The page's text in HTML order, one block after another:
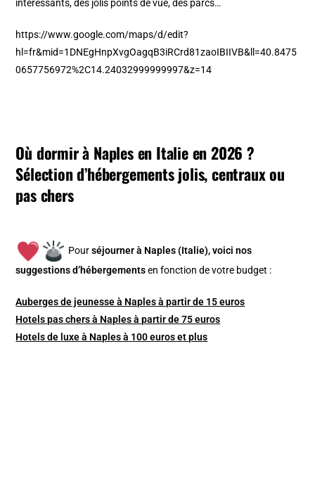
intéressants, des jolis points de vue, des parcs…
https://www.google.com/maps/d/edit?
hl=fr&mid=1DNEgHnpXvgOagqB3iRCrd81zaoIBIIVB&ll=40.8475
0657756972%2C14.24032999999997&z=14
Où dormir à Naples en Italie en 2026 ?
Sélection d’hébergements jolis, centraux ou
pas chers
Pourséjourner à Naples (Italie), voici nos
suggestions d’hébergements en fonction de votre budget :
Auberges de jeunesse à Naples à partir de 15 euros
Hotels pas chers à Naples à partir de 75 euros
Hotels de luxe à Naples à 100 euros et plus